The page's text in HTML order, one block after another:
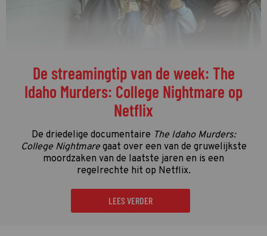
De streamingtip van de week: The
Idaho Murders: College Nightmare op
Netflix
De driedelige documentaire The Idaho Murders:
College Nightmaregaat over een van de gruwelijkste
moordzaken van de laatste jaren en is een
regelrechte hit op Netflix.
LEES VERDER